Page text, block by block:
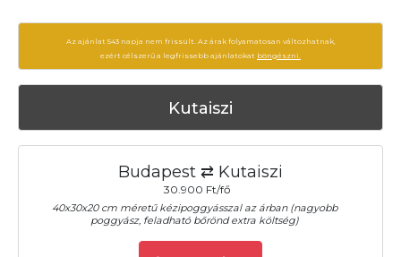
Az ajánlat 543 napja nem frissült. Az árak folyamatosan változhatnak,
ezért célszerű a legfrissebb ajánlatokat böngészni.
Kutaiszi
Budapest ⇄ Kutaiszi
30.900 Ft/fő
40x30x20 cm méretű kézipoggyásszal az árban (nagyobb
poggyász, feladható bőrönd extra költség)